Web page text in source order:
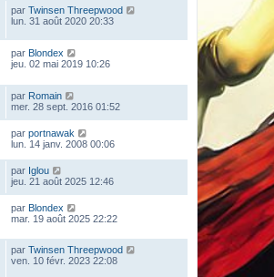
par Twinsen Threepwood
lun. 31 août 2020 20:33
par Blondex
jeu. 02 mai 2019 10:26
par Romain
mer. 28 sept. 2016 01:52
par portnawak
lun. 14 janv. 2008 00:06
par Iglou
jeu. 21 août 2025 12:46
par Blondex
mar. 19 août 2025 22:22
par Twinsen Threepwood
ven. 10 févr. 2023 22:08